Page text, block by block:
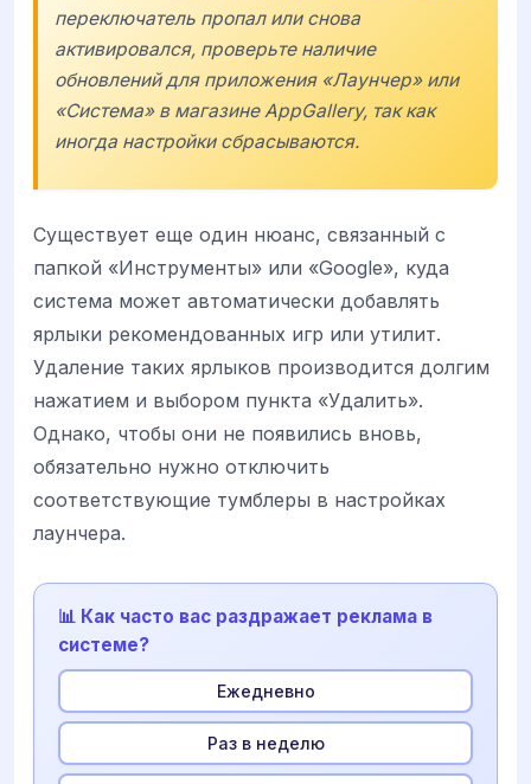
переключатель пропал или снова
активировался, проверьте наличие
обновлений для приложения «Лаунчер» или
«Система» в магазине AppGallery, так как
иногда настройки сбрасываются.
Существует еще один нюанс, связанный с
папкой «Инструменты» или «Google», куда
система может автоматически добавлять
ярлыки рекомендованных игр или утилит.
Удаление таких ярлыков производится долгим
нажатием и выбором пункта «Удалить».
Однако, чтобы они не появились вновь,
обязательно нужно отключить
соответствующие тумблеры в настройках
лаунчера.
📊 Как часто вас раздражает реклама в
системе?
Ежедневно
Раз в неделю